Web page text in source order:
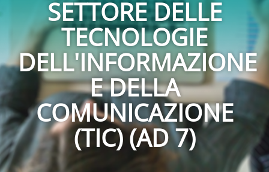
SETTORE DELLE
TECNOLOGIE
DELL'INFORMAZIONE
E DELLA
COMUNICAZIONE
(TIC) (AD 7)